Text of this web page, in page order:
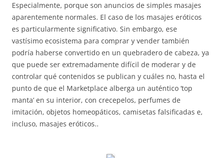
Especialmente, porque son anuncios de simples masajes
aparentemente normales. El caso de los masajes eróticos
es particularmente significativo. Sin embargo, ese
vastísimo ecosistema para comprar y vender también
podría haberse convertido en un quebradero de cabeza, ya
que puede ser extremadamente difícil de moderar y de
controlar qué contenidos se publican y cuáles no, hasta el
punto de que el Marketplace alberga un auténtico ‘top
manta’ en su interior, con crecepelos, perfumes de
imitación, objetos homeopáticos, camisetas falsificadas e,
incluso, masajes eróticos..